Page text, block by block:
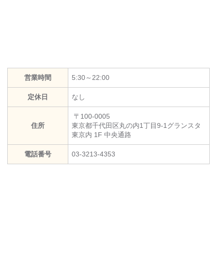
営業時間 5:30～22:00
定休日 なし
住所
〒100-0005
東京都千代田区丸の内1丁目9-1グランスタ
東京内 1F 中央通路
電話番号 03-3213-4353